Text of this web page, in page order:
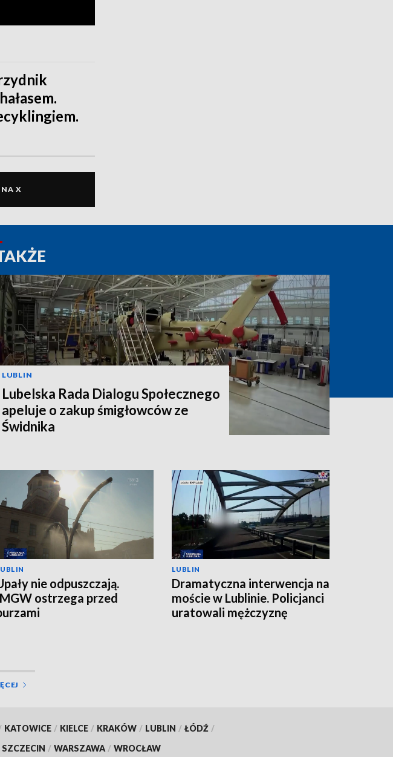
X
LUBLIN
Lubelska Rada Dialogu Społecznego
apeluje o zakup śmigłowców ze
Świdnika
nie odpuszczają.
ostrzega przed
LUBLIN
Dramatyczna interwencja na
moście w Lublinie. Policjanci
uratowali mężczyznę
KATOWICE / KIELCE / KRAKÓW / LUBLIN / ŁÓDŹ /
SZCZECIN / WARSZAWA / WROCŁAW